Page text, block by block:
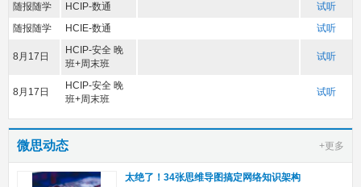
随报随学
HCIP-数通
试听
随报随学
HCIE-数通 试听
8月17日
HCIP-安全 晚
班+周末班
试听
8月17日
HCIP-安全 晚
班+周末班
试听
微思动态 +更多
太绝了！34张思维导图搞定网络知识架构